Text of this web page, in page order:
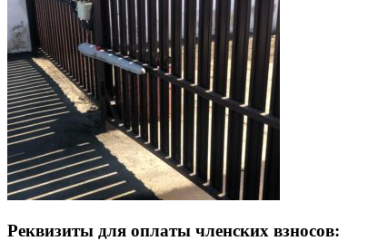
Реквизиты для оплаты членских взносов: